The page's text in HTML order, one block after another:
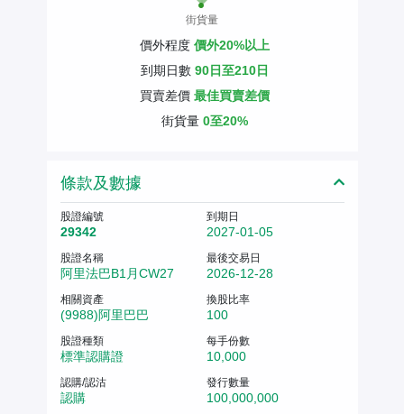
街貨量
價外程度 價外20%以上
到期日數 90日至210日
買賣差價 最佳買賣差價
街貨量 0至20%
條款及數據
股證編號
29342
到期日
2027-01-05
股證名稱
阿里法巴B1月CW27
最後交易日
2026-12-28
相關資產
(9988)阿里巴巴
換股比率
100
股證種類
標準認購證
每手份數
10,000
認購/認沽
認購
發行數量
100,000,000